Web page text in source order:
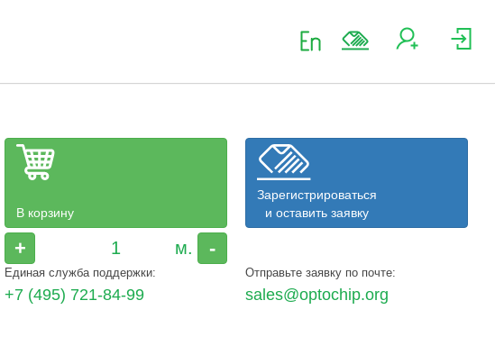
В корзину
+ -
Зарегистрироваться
и оставить заявку
Единая служба поддержки:
+7 (495) 721-84-99
Отправьте заявку по почте:
sales@optochip.org